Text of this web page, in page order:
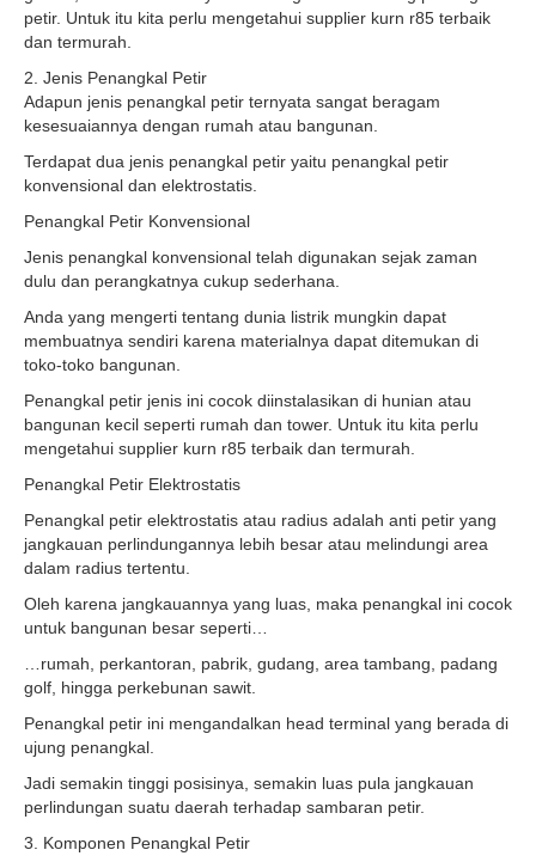
petir. Untuk itu kita perlu mengetahui supplier kurn r85 terbaik
dan termurah.
2. Jenis Penangkal Petir
Adapun jenis penangkal petir ternyata sangat beragam
kesesuaiannya dengan rumah atau bangunan.
Terdapat dua jenis penangkal petir yaitu penangkal petir
konvensional dan elektrostatis.
Penangkal Petir Konvensional
Jenis penangkal konvensional telah digunakan sejak zaman
dulu dan perangkatnya cukup sederhana.
Anda yang mengerti tentang dunia listrik mungkin dapat
membuatnya sendiri karena materialnya dapat ditemukan di
toko-toko bangunan.
Penangkal petir jenis ini cocok diinstalasikan di hunian atau
bangunan kecil seperti rumah dan tower. Untuk itu kita perlu
mengetahui supplier kurn r85 terbaik dan termurah.
Penangkal Petir Elektrostatis
Penangkal petir elektrostatis atau radius adalah anti petir yang
jangkauan perlindungannya lebih besar atau melindungi area
dalam radius tertentu.
Oleh karena jangkauannya yang luas, maka penangkal ini cocok
untuk bangunan besar seperti…
…rumah, perkantoran, pabrik, gudang, area tambang, padang
golf, hingga perkebunan sawit.
Penangkal petir ini mengandalkan head terminal yang berada di
ujung penangkal.
Jadi semakin tinggi posisinya, semakin luas pula jangkauan
perlindungan suatu daerah terhadap sambaran petir.
3. Komponen Penangkal Petir